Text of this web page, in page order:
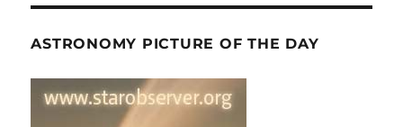
ASTRONOMY PICTURE OF THE DAY